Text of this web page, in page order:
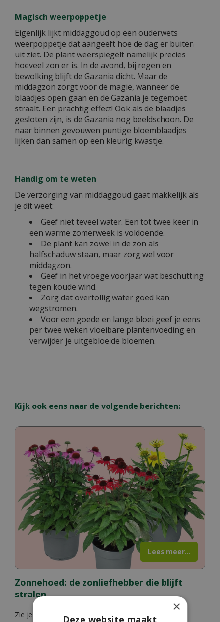
Magisch weerpoppetje
Eigenlijk lijkt middaggoud op een ouderwets
weerpoppetje dat aangeeft hoe de dag er buiten
uit ziet. De plant weerspiegelt namelijk precies
hoeveel zon er is. In de avond, bij regen en
bewolking blijft de Gazania dicht. Maar de
middagzon zorgt voor de magie, wanneer de
blaadjes open gaan en de Gazania je tegemoet
straalt. Een prachtig effect! Ook als de blaadjes
gesloten zijn, is de Gazania nog beeldschoon. De
naar binnen gevouwen puntige bloemblaadjes
lijken dan samen op een kleurig kwastje.
Handig om te weten
De verzorging van middaggoud gaat makkelijk als
je dit weet:
Geef niet teveel water. Een tot twee keer in
een warme zomerweek is voldoende.
De plant kan zowel in de zon als
halfschaduw staan, maar zorg wel voor
middagzon.
Geef in het vroege voorjaar wat beschutting
tegen koude wind.
Zorg dat overtollig water goed kan
wegstromen.
Voor een goede en lange bloei geef je eens
per twee weken vloeibare plantenvoeding en
verwijder je uitgebloeide bloemen.
Kijk ook eens naar de volgende berichten:
Zonnehoed: de zonliefhebber die blijft
stralen
Zie je die vrolijke bloemen met hun stekelige hartje en
Lees meer...
×
Deze website maakt